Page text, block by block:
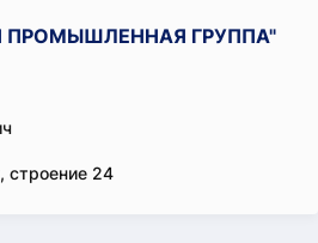
ПРОМЫШЛЕННАЯ ГРУППА"
строение 24